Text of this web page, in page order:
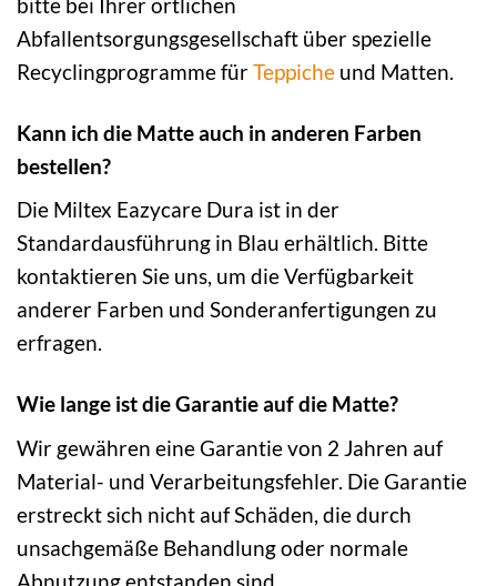
Abfallentsorgungsgesellschaft über spezielle
Recyclingprogramme fürTeppiche und Matten.
Kann ich die Matte auch in anderen Farben
bestellen?
Die Miltex Eazycare Dura ist in der
Standardausführung in Blau erhältlich. Bitte
kontaktieren Sie uns, um die Verfügbarkeit
anderer Farben und Sonderanfertigungen zu
erfragen.
Wie lange ist die Garantie auf die Matte?
Wir gewähren eine Garantie von 2 Jahren auf
Material- und Verarbeitungsfehler. Die Garantie
erstreckt sich nicht auf Schäden, die durch
unsachgemäße Behandlung oder normale
Abnutzung entstanden sind.